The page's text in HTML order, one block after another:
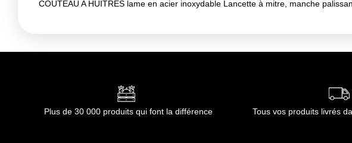
COUTEAU A HUITRES lame en acier inoxydable Lancette à mitre, manche
Plus de 30 000 produits qui font la différence Tous vos produits livrés